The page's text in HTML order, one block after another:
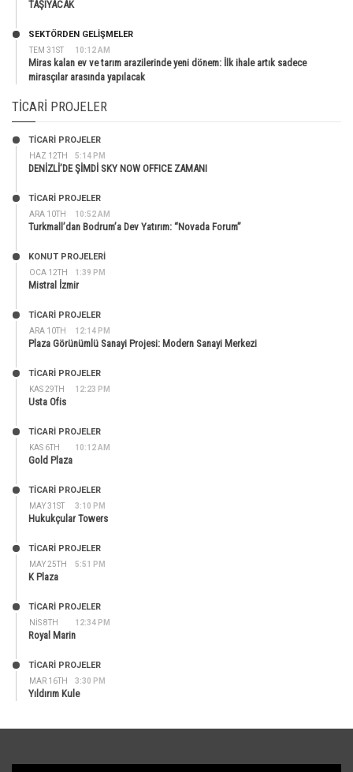
TAŞIYACAK
TEM 31ST 10:12 AM
SEKTÖRDEN GELIŞMELER
Miras kalan ev ve tarım arazilerinde yeni dönem: İlk ihale artık sadece
mirasçılar arasında yapılacak
TICARI PROJELER
HAZ 12TH 5:14 PM
TİCARİ PROJELER
DENİZLİ’DE ŞİMDİ SKY NOW OFFICE ZAMANI
ARA 10TH 10:52 AM
TİCARİ PROJELER
Turkmall’dan Bodrum’a Dev Yatırım: “Novada Forum”
OCA 12TH 1:39 PM
KONUT PROJELERI
Mistral İzmir
ARA 10TH 12:14 PM
TİCARİ PROJELER
Plaza Görünümlü Sanayi Projesi: Modern Sanayi Merkezi
KAS 29TH 12:23 PM
TİCARİ PROJELER
Usta Ofis
KAS 6TH 10:12 AM
TİCARİ PROJELER
Gold Plaza
MAY 31ST 3:10 PM
TİCARİ PROJELER
Hukukçular Towers
MAY 25TH 5:51 PM
TİCARİ PROJELER
K Plaza
NIS 8TH 12:34 PM
TİCARİ PROJELER
Royal Marin
MAR 16TH 3:30 PM
TİCARİ PROJELER
Yıldırım Kule